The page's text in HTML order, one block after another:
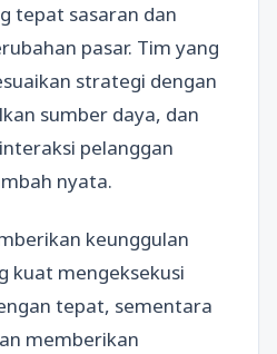
tepat sasaran dan
pasar. Tim yang
strategi dengan
sumber daya, dan
pelanggan
nyata.
keunggulan
kuat mengeksekusi
tepat, sementara
memberikan